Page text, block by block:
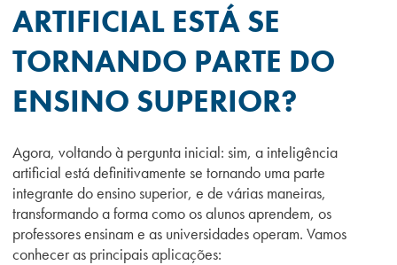
ARTIFICIAL ESTÁ SE
TORNANDO PARTE DO
ENSINO SUPERIOR?
Agora, voltando à pergunta inicial: sim, a inteligência
artificial está definitivamente se tornando uma parte
integrante do ensino superior, e de várias maneiras,
transformando a forma como os alunos aprendem, os
professores ensinam e as universidades operam. Vamos
conhecer as principais aplicações: